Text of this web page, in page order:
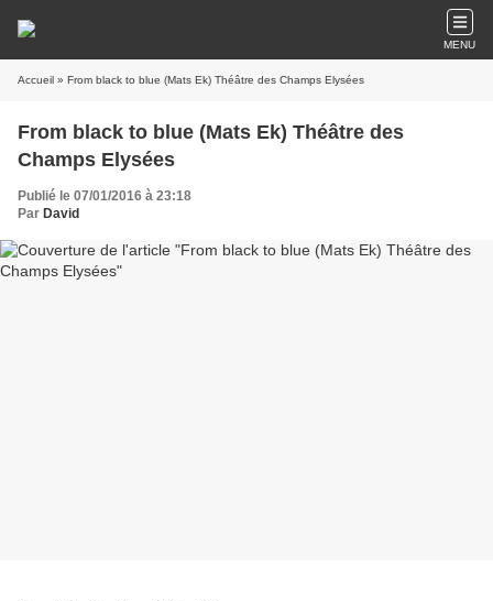
MENU
Accueil » From black to blue (Mats Ek) Théâtre des Champs Elysées
From black to blue (Mats Ek) Théâtre des
Champs Elysées
Publié le 07/01/2016 à 23:18
Par David